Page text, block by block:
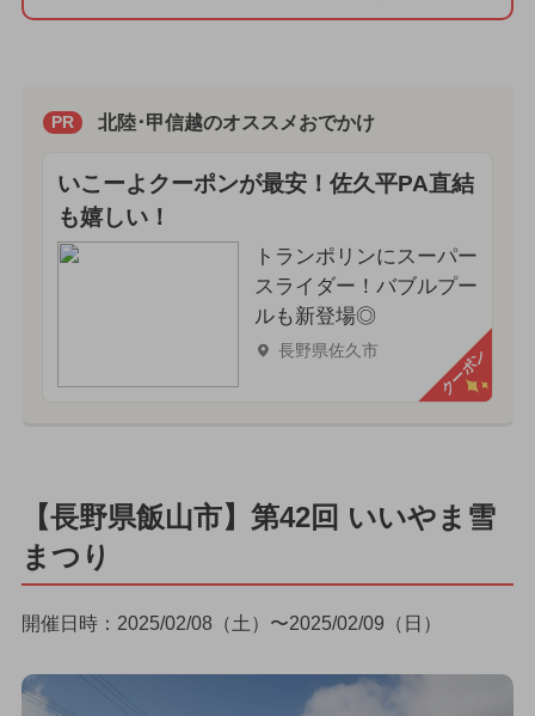
PR 北陸･甲信越のオススメおでかけ
いこーよクーポンが最安！佐久平PA直結
も嬉しい！
トランポリンにスーパー
スライダー！バブルプー
ルも新登場◎
長野県佐久市 クーポン
【長野県飯山市】第42回 いいやま雪
まつり
開催日時：2025/02/08（土）〜2025/02/09（日）